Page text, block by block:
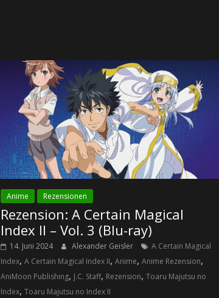
Anime Rezensionen
Rezension: A Certain Magical
Index II – Vol. 3 (Blu-ray)
14. Juni 2024 Alexander Geisler
A Certain Magical
Index,A Certain Magical Index II,Anime,Anime Rezension,
AniMoon Publishing, J.C. Staff, Rezension,Toaru Majutsu no
Index,Toaru Majutsu no Index II